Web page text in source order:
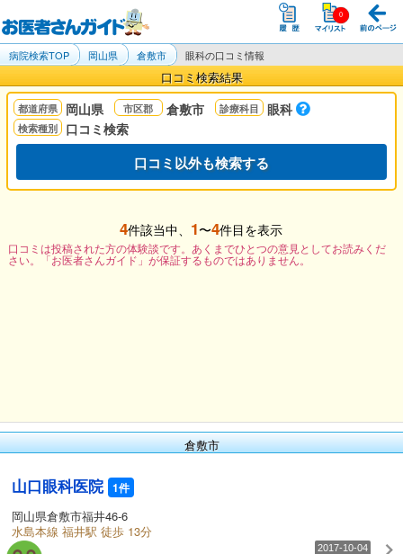
病院検索TOP 岡山県 倉敷市 眼科の口コミ情報
口コミ検索結果
岡山県 倉敷市
眼科
口コミ検索
口コミ以外も検索する
4件該当中、 1〜4件目を表示
口コミは投稿された方の体験談です。あくまでひとつの意見としてお読みくだ
さい。「お医者さんガイド」が保証するものではありません。
倉敷市
山口眼科医院 1件
岡山県倉敷市福井46-6
水島本線 福井駅 徒歩 13分
2017-10-04